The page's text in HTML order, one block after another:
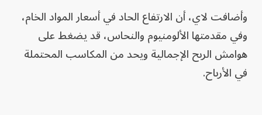
وأضافت لاي، أن الارتفاع الحاد في أسعار المواد الخام،
وفي مقدمتها الألومنيوم والنحاس، قد يضغط على
هوامش الربح الإجمالية ويحد من المكاسب المحتملة
في الأرباح.